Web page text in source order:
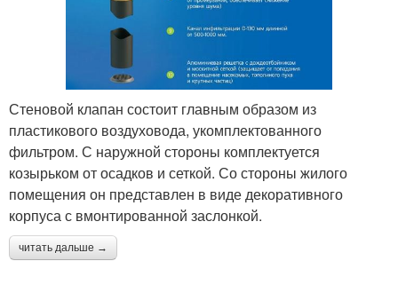
Стеновой клапан состоит главным образом из
пластикового воздуховода, укомплектованного
фильтром. С наружной стороны комплектуется
козырьком от осадков и сеткой. Со стороны жилого
помещения он представлен в виде декоративного
корпуса с вмонтированной заслонкой.
читать дальше →